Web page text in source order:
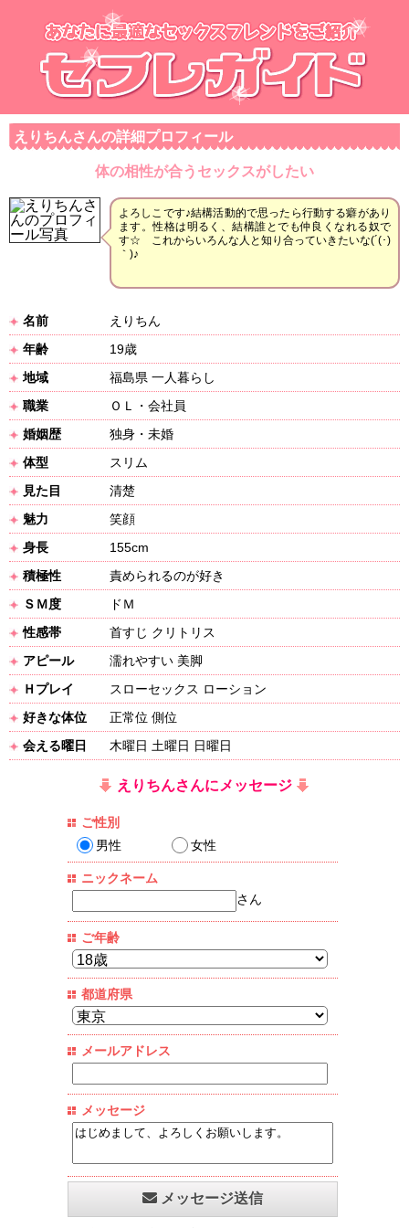
えりちんさんの詳細プロフィール
体の相性が合うセックスがしたい
よろしこです♪結構活動的で思ったら行動する癖があり
ます。性格は明るく、結構誰とでも仲良くなれる奴で
す☆ これからいろんな人と知り合っていきたいな(´(･)
｀)♪
名前
えりちん
年齢
19歳
地域
福島県 一人暮らし
職業
ＯＬ・会社員
婚姻歴
独身・未婚
体型
スリム
見た目
清楚
魅力
笑顔
身長
155cm
積極性
責められるのが好き
ＳＭ度
ドＭ
性感帯
首すじ クリトリス
アピール
濡れやすい 美脚
Ｈプレイ
スローセックス ローション
好きな体位
正常位 側位
会える曜日
木曜日 土曜日 日曜日
えりちんさんにメッセージ